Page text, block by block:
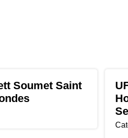
Soumet Saint